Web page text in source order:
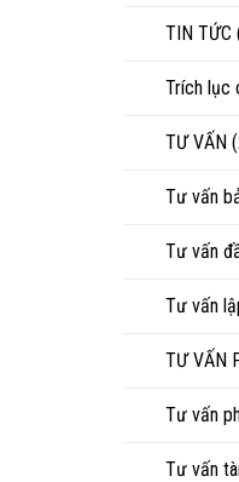
TIN TỨC
Trích lục
TƯ VẤN
Tư vấn
Tư vấn
Tư vấn
TƯ VẤN
Tư vấn
Tư vấn